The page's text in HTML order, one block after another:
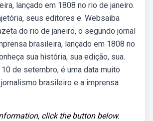
lançado em 1808 no rio de janeiro.
seus editores e. Websaiba
do rio de janeiro, o segundo jornal
brasileira, lançado em 1808 no
sua história, sua edição, sua.
de setembro, é uma data muito
brasileiro e a imprensa
click the button below.